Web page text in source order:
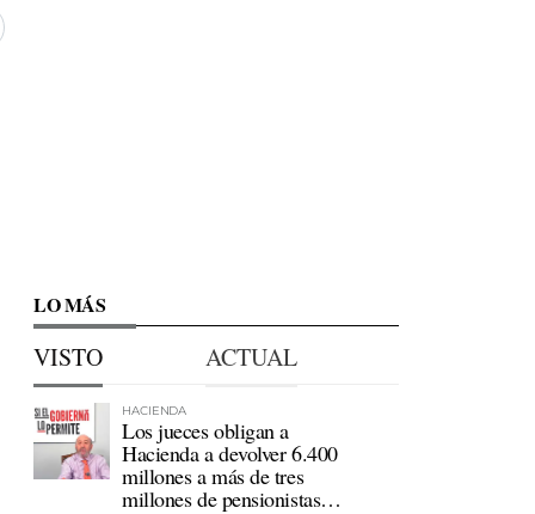
LO MÁS
VISTO ACTUAL
HACIENDA
Los jueces obligan a
Hacienda a devolver 6.400
millones a más de tres
millones de pensionistas